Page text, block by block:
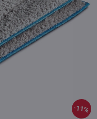
11%